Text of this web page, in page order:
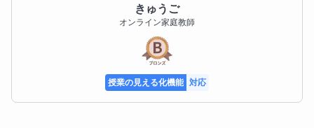
きゅうご
オンライン家庭教師
授業の見える化機能 対応